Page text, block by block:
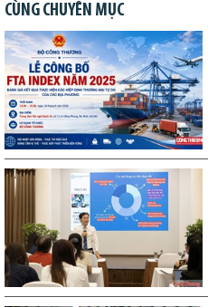
CÙNG CHUYÊN MỤC